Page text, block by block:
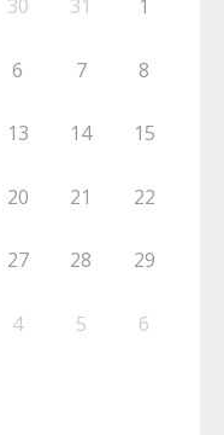
30 31 1
6 7 8
13 14 15
20 21 22
27 28 29
4 5 6